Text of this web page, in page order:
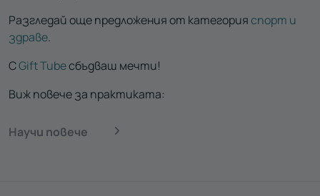
Разгледай още предложения от категорияспорт и
здраве.
СGift Tubeсбъдваш мечти!
Виж повече за практиката:
Научи повече